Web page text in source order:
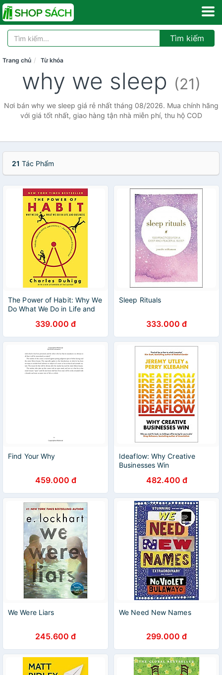
Tìm kiếm
Trang chủ Từ khóa
why we sleep (21)
Nơi bán why we sleep giá rẻ nhất tháng 08/2026. Mua chính hãng
với giá tốt nhất, giao hàng tận nhà miễn phí, thu hộ COD
21 Tác Phẩm
The Power of Habit: Why We
Do What We Do in Life and
339.000 đ
Sleep Rituals
333.000 đ
Find Your Why
459.000 đ
Ideaflow: Why Creative
Businesses Win
482.400 đ
We Were Liars
245.600 đ
We Need New Names
299.000 đ